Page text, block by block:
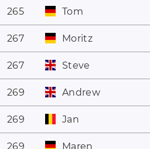
265 Tom
267 Moritz
267 Steve
269 Andrew
269 Jan
269 Maren